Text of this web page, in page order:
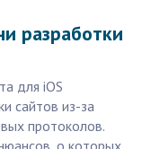
разработки
для iOS
сайтов из-за
протоколов.